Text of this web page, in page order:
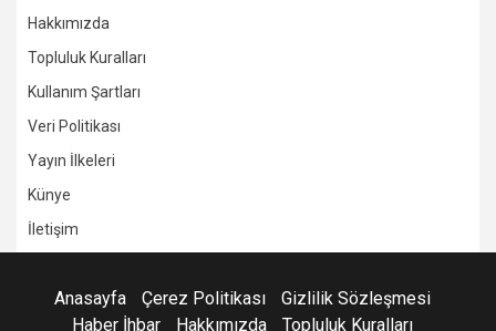
Hakkımızda
Topluluk Kuralları
Kullanım Şartları
Veri Politikası
Yayın İlkeleri
Künye
İletişim
Anasayfa Çerez Politikası
Gizlilik Sözleşmesi
Haber İhbar
Hakkımızda Topluluk Kuralları